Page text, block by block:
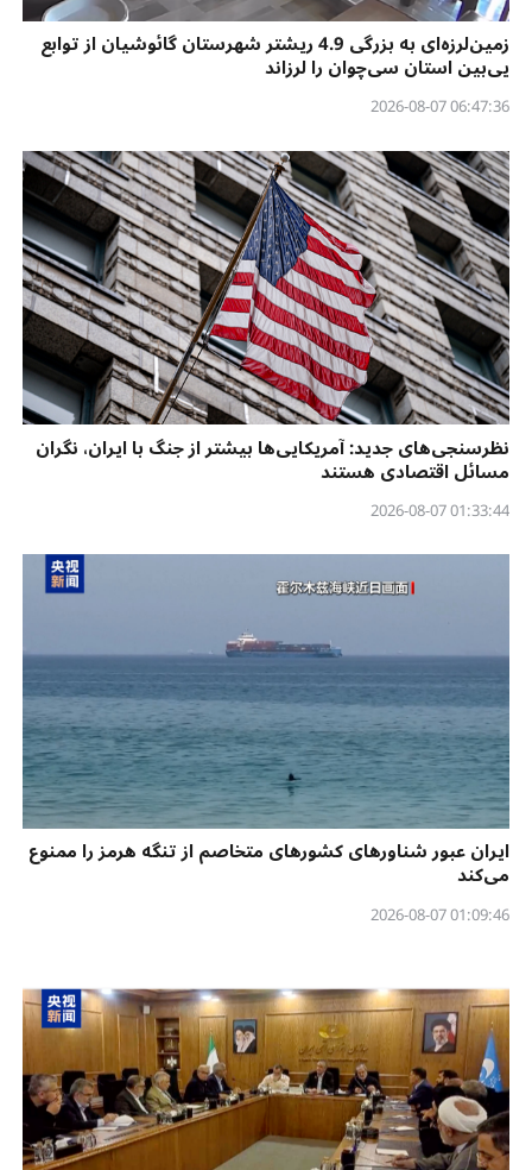
زمین‌لرزه‌ای به بزرگی 4.9 ریشتر شهرستان گائوشیان از توابع
یی‌بین استان سی‌چوان را لرزاند
06:47:36 2026-08-07
نظرسنجی‌‌های جدید: آمریکایی‌ها بیشتر از جنگ با ایران، نگران
مسائل اقتصادی هستند
01:33:44 2026-08-07
ایران عبور شناورهای کشورهای متخاصم از تنگه هرمز را ممنوع
می‌کند
01:09:46 2026-08-07